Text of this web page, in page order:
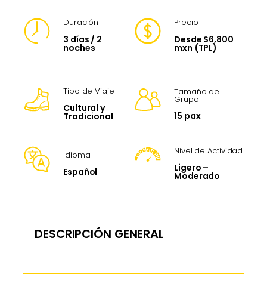
Duración
3 días / 2
noches
Precio
Desde $6,800
mxn (TPL)
Tipo de Viaje
Cultural y
Tradicional
Tamaño de
Grupo
15 pax
Idioma
Español
Nivel de Actividad
Ligero –
Moderado
DESCRIPCIÓN GENERAL